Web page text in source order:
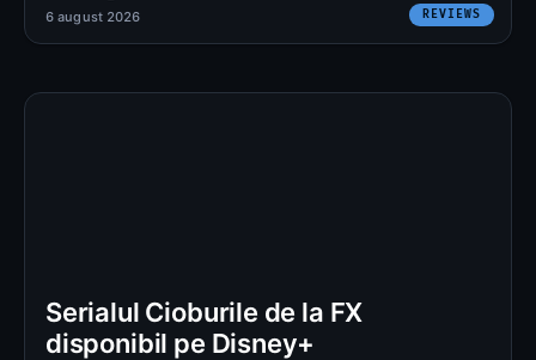
REVIEWS
6 august 2026
Serialul Cioburile de la FX
disponibil pe Disney+